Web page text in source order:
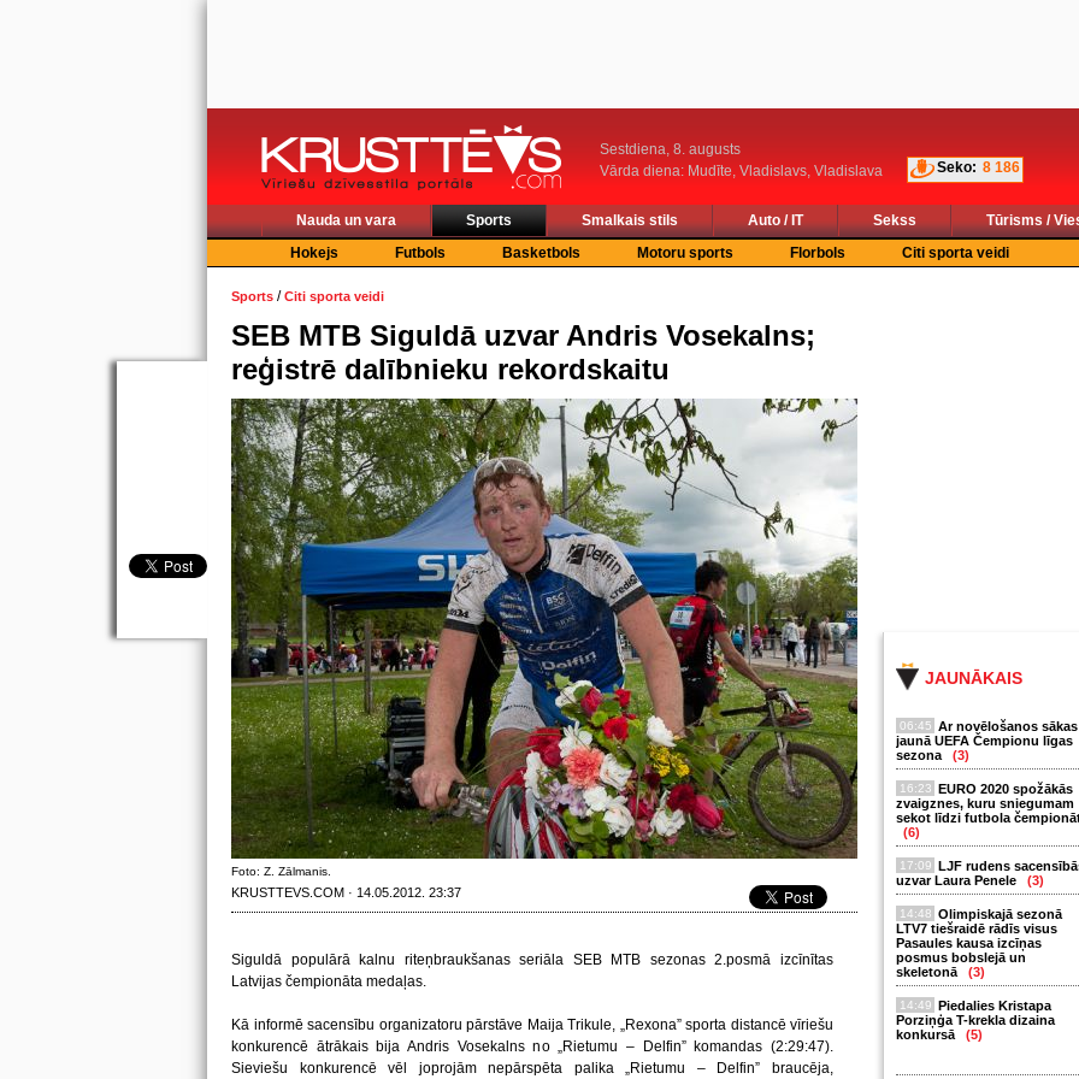
Sestdiena, 8. augusts
Vārda diena: Mudīte, Vladislavs, Vladislava
Seko: 8 186
Nauda un vara Sports Smalkais stils Auto / IT Sekss
Tūrisms /
Hokejs
Futbols Basketbols Motoru sports Florbols Citi sporta veidi
JAUNĀKAIS
06:45 Ar novēlošanos sākas
jaunā UEFA Čempionu līgas
sezona
(3)
16:23 EURO 2020 spožākās
zvaigznes, kuru sniegumam
sekot līdzi futbola
(6)
17:09 LJF rudens
uzvar Laura Penele
(3)
14:48 Olimpiskajā sezonā
LTV7 tiešraidē rādīs visus
Pasaules kausa izcīņas
posmus bobslejā un
skeletonā
(3)
14:49 Piedalies Kristapa
Porziņģa T-krekla dizaina
konkursā
(5)
Sports /Citi sporta veidi
SEB MTB Siguldā uzvar Andris Vosekalns;
reģistrē dalībnieku rekordskaitu
Foto: Z. Zālmanis.
KRUSTTEVS.COM · 14.05.2012. 23:37
Siguldā populārā kalnu riteņbraukšanas seriāla SEB MTB sezonas 2.posmā izcīnītas
Latvijas čempionāta medaļas.
Kā informē sacensību organizatoru pārstāve Maija Trikule, „Rexona” sporta distancē vīriešu
konkurencē ātrākais bija Andris Vosekalns no „Rietumu – Delfin” komandas (2:29:47).
Sieviešu konkurencē vēl joprojām nepārspēta palika „Rietumu – Delfin” braucēja,